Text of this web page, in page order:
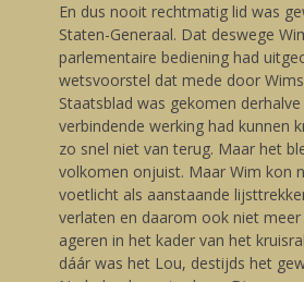
En dus nooit rechtmatig lid was
Staten-Generaal. Dat deswege
parlementaire bediening had
wetsvoorstel dat mede door
Staatsblad was gekomen
verbindende werking had kunnen
zo snel niet van terug. Maar het
volkomen onjuist. Maar Wim kon
voetlicht als aanstaande
verlaten en daarom ook niet meer
ageren in het kader van het
dáár was het Lou, destijds het